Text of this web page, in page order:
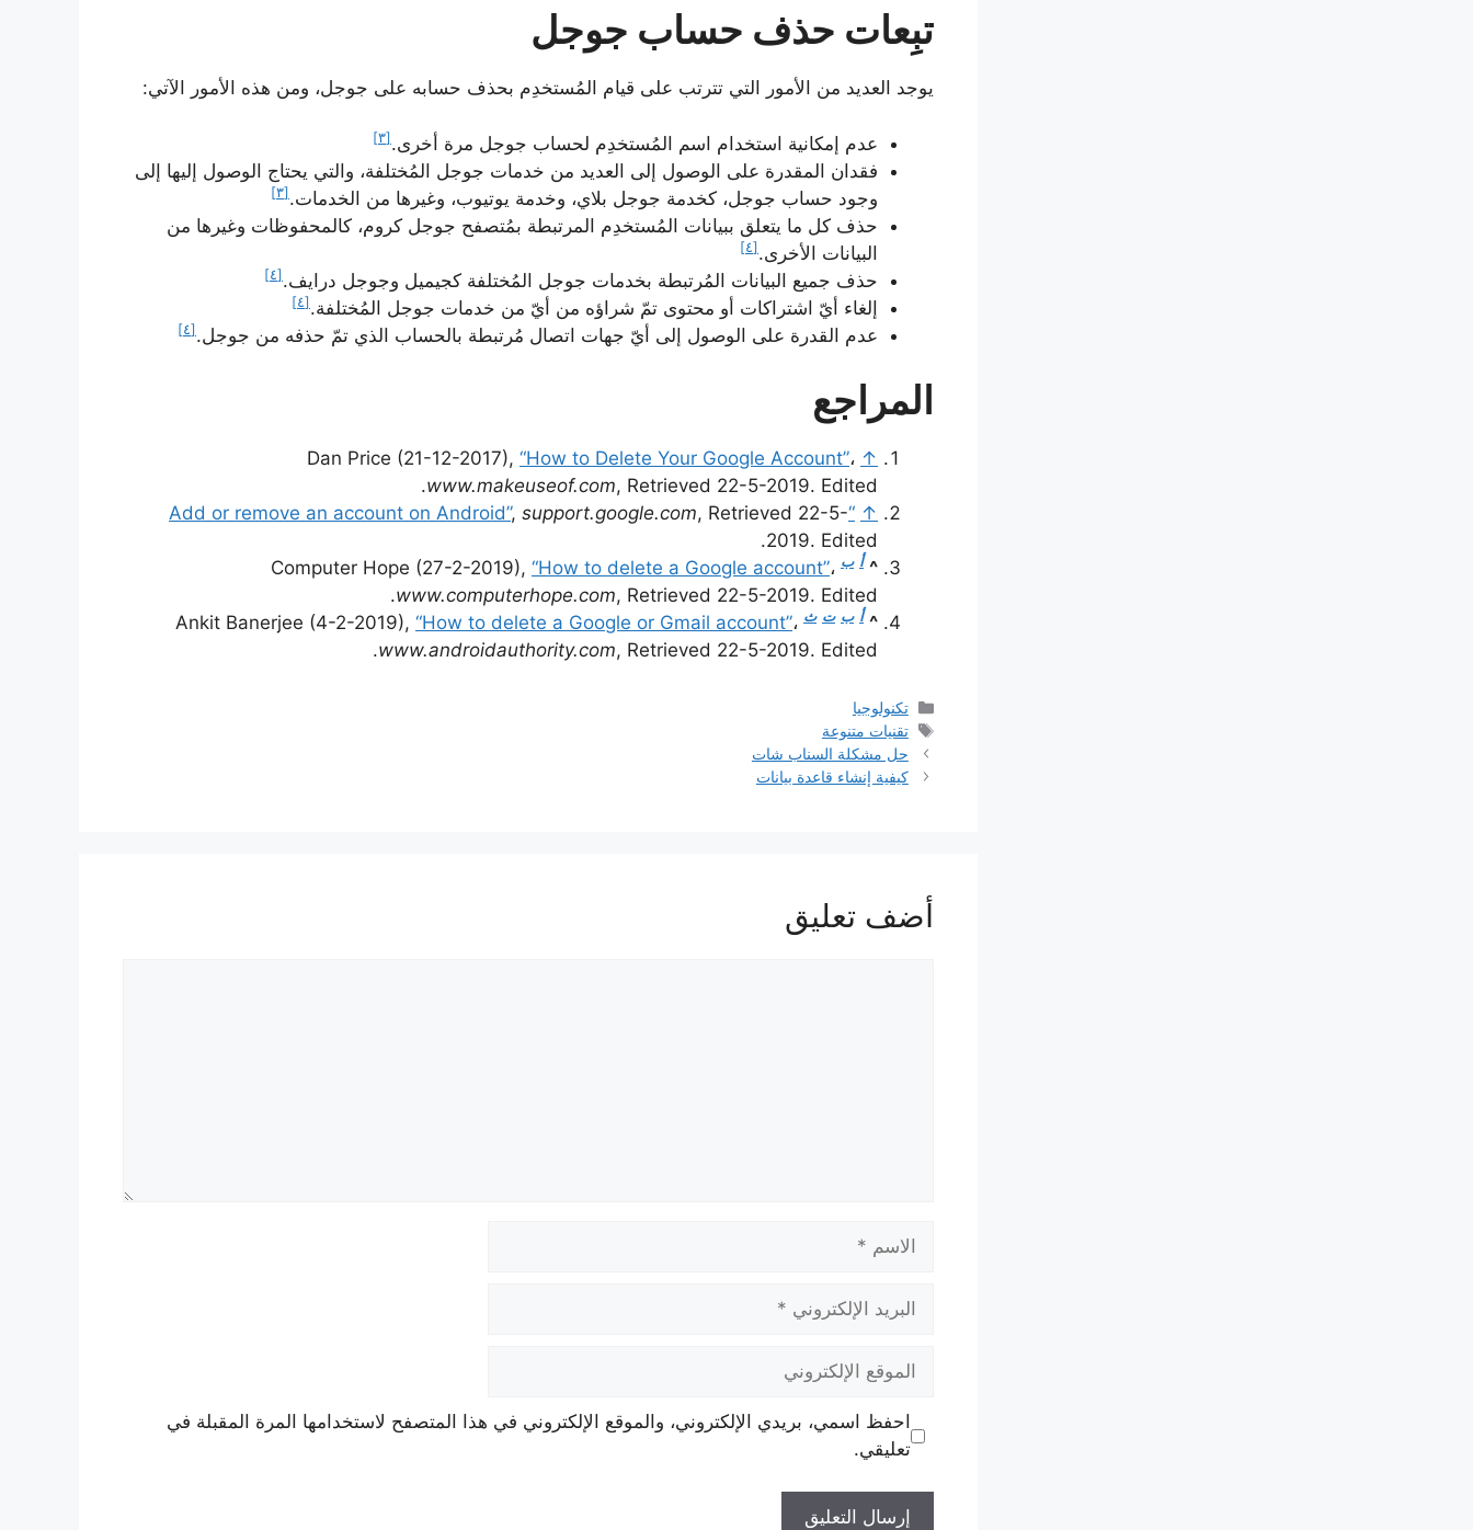
تبِعات حذف حساب جوجل
يوجد العديد من الأمور التي تترتب على قيام المُستخدِم بحذف حسابه على جوجل، ومن هذه الأمور الآتي:
عدم إمكانية استخدام اسم المُستخدِم لحساب جوجل مرة أخرى. [٣]
فقدان المقدرة على الوصول إلى العديد من خدمات جوجل المُختلفة، والتي يحتاج الوصول إليها إلى
وجود حساب جوجل، كخدمة جوجل بلاي، وخدمة يوتيوب، وغيرها من الخدمات. [٣]
حذف كل ما يتعلق ببيانات المُستخدِم المرتبطة بمُتصفح جوجل كروم، كالمحفوظات وغيرها من
البيانات الأخرى. [٤]
حذف جميع البيانات المُرتبطة بخدمات جوجل المُختلفة كجيميل وجوجل درايف. [٤]
إلغاء أيّ اشتراكات أو محتوى تمّ شراؤه من أيّ من خدمات جوجل المُختلفة. [٤]
عدم القدرة على الوصول إلى أيّ جهات اتصال مُرتبطة بالحساب الذي تمّ حذفه من جوجل. [٤]
المراجع
↑
Dan Price (21-12-2017), “How to Delete Your Google Account”،
www.makeuseof.com, Retrieved 22-5-2019. Edited.
↑
“Add or remove an account on Android”
, support.google.com, Retrieved 22-5-
2019. Edited.
^ أ ب Computer Hope (27-2-2019), “How to delete a Google account”،
www.computerhope.com, Retrieved 22-5-2019. Edited.
^ أ ب ت ث Ankit Banerjee (4-2-2019), “How to delete a Google or Gmail account”،
www.androidauthority.com, Retrieved 22-5-2019. Edited.
التصنيفات
تكنولوجيا
الوسوم
تقنيات متنوعة
حل مشكلة السناب شات
كيفية إنشاء قاعدة بيانات
أضف تعليق
الاسم
البريد
الإلكتروني
الموقع
الإلكتروني
احفظ اسمي، بريدي الإلكتروني، والموقع الإلكتروني في هذا المتصفح لاستخدامها المرة المقبلة في
تعليقي.